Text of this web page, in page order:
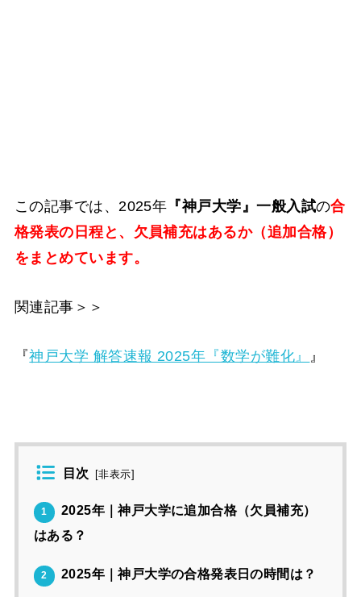
この記事では、2025年 『神戸大学』一般入試の合
格発表の日程と、欠員補充はあるか（追加合格）
をまとめています。
関連記事＞＞
『神戸大学 解答速報 2025年『数学が難化』 』
目次 [非表示]
1
2025年｜神戸大学に追加合格（欠員補充）
はある？
2 2025年｜神戸大学の合格発表日の時間は？